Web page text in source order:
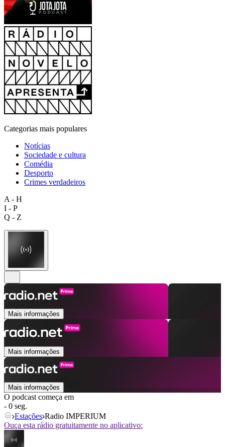
Categorias mais populares
Notícias
Sociedade e cultura
Comédia
Desporto
Crimes verdadeiros
A - H
I - P
Q - Z
Mais informações
Mais informações
Mais informações
O podcast começa em
- 0 seg.
Estações Radio IMPERIUM
Ouça esta rádio gratuitamente no aplicativo: